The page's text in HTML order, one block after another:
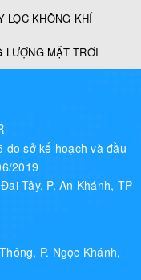
LỌC KHÔNG KHÍ
LƯỢNG MẶT TRỜI
do sở kế hoạch và đầu
2019
Tây, P. An Khánh, TP
P. Ngọc Khánh,